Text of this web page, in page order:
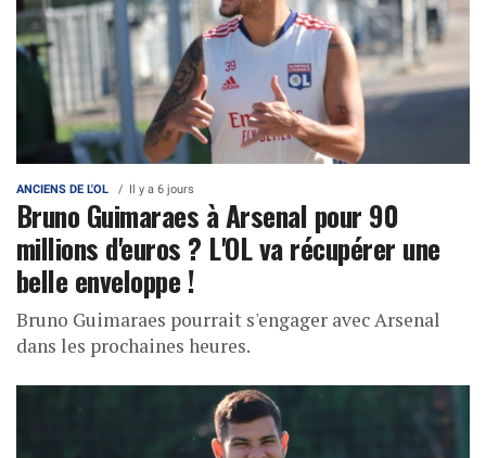
ANCIENS DE L'OL Il y a 6 jours
Bruno Guimaraes à Arsenal pour 90
millions d'euros ? L'OL va récupérer une
belle enveloppe !
Bruno Guimaraes pourrait s'engager avec Arsenal
dans les prochaines heures.